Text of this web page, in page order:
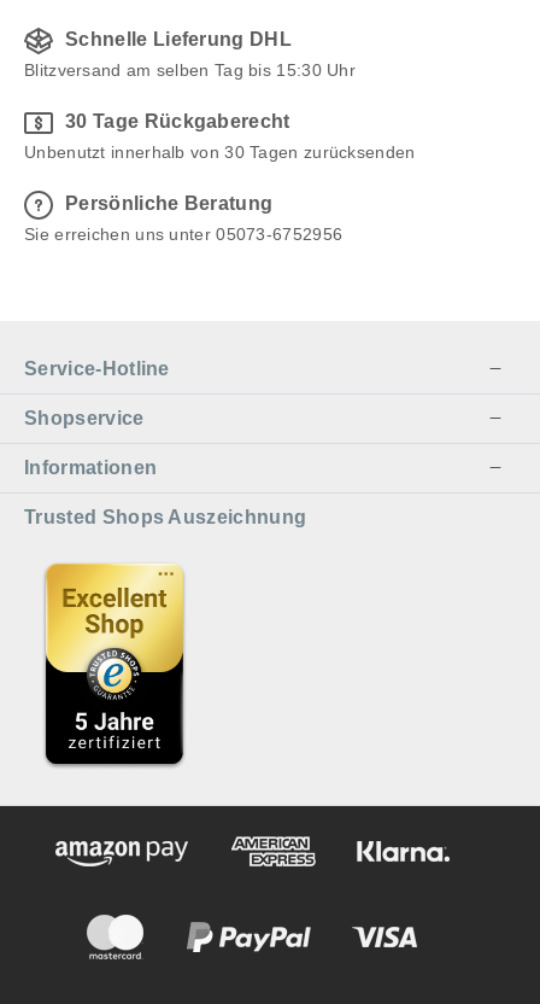
Schnelle Lieferung DHL
Blitzversand am selben Tag bis 15:30 Uhr
30 Tage Rückgaberecht
Unbenutzt innerhalb von 30 Tagen zurücksenden
Persönliche Beratung
Sie erreichen uns unter 05073-6752956
Service-Hotline
Shopservice
Informationen
Trusted Shops Auszeichnung